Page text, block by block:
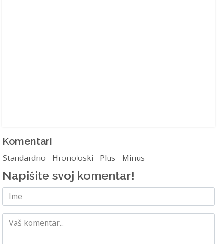
Komentari
Standardno Hronoloski Plus Minus
Napišite svoj komentar!